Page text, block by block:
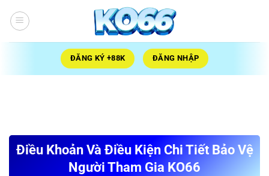
qua
ĐĂNG KÝ +88K ĐĂNG NHẬP
Điều Khoản Và Điều Kiện Chi Tiết Bảo Vệ
Người Tham Gia KO66